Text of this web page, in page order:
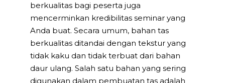
berkualitas bagi peserta juga
mencerminkan kredibilitas seminar yang
Anda buat. Secara umum, bahan tas
berkualitas ditandai dengan tekstur yang
tidak kaku dan tidak terbuat dari bahan
daur ulang. Salah satu bahan yang sering
digunakan dalam pembuatan tas adalah